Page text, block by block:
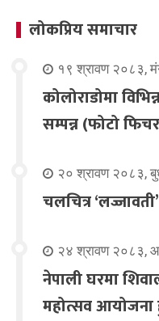
लोकप्रिय समाचार
१९ श्रावण २०८३,
कोलोराडोमा
सम्पन्न (फोटो
२० श्रावण २०८३,
चलचित्र
२४ श्रावण २०८३,
नेपाली घरमा
महोत्सव आयोजना